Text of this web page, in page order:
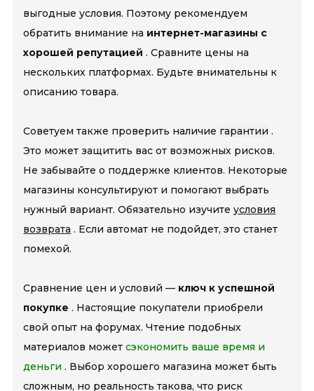
выгодные условия. Поэтому рекомендуем
обратить внимание на интернет-магазины с
хорошей репутацией . Сравните цены на
нескольких платформах. Будьте внимательны к
описанию товара.
Советуем также проверить наличие гарантии .
Это может защитить вас от возможных рисков.
Не забывайте о поддержке клиентов. Некоторые
магазины консультируют и помогают выбрать
нужный вариант. Обязательно изучитеусловия
возврата . Если автомат не подойдет, это станет
помехой.
Сравнение цен и условий — ключ к успешной
покупке . Настоящие покупатели приобрели
свой опыт на форумах. Чтение подобных
материалов можетсэкономить ваше время и
деньги . Выбор хорошего магазина может быть
сложным, но реальность такова, что риск